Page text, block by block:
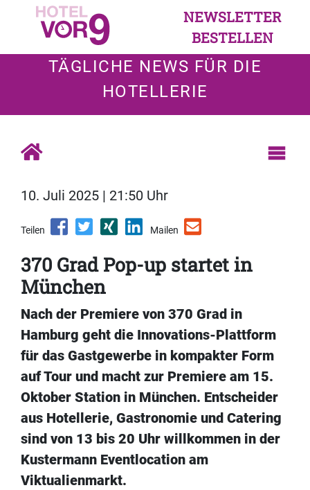
NEWSLETTER
BESTELLEN
TÄGLICHE NEWS FÜR DIE
HOTELLERIE
10. Juli 2025 | 21:50 Uhr
Teilen Mailen
370 Grad Pop-up startet in
München
Nach der Premiere von 370 Grad in
Hamburg geht die Innovations-Plattform
für das Gastgewerbe in kompakter Form
auf Tour und macht zur Premiere am 15.
Oktober Station in München. Entscheider
aus Hotellerie, Gastronomie und Catering
sind von 13 bis 20 Uhr willkommen in der
Kustermann Eventlocation am
Viktualienmarkt.